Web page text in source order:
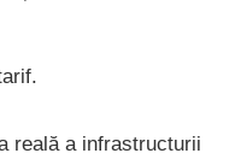
reală a infrastructurii